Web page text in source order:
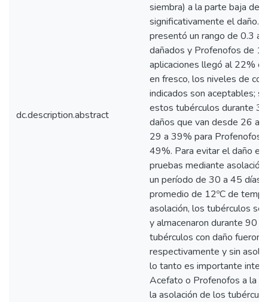
dc.description.abstract
siembra) a la parte baja de
significativamente el daño.
presentó un rango de 0.3 a
dañados y Profenofos de
aplicaciones llegó al 22%
en fresco, los niveles de
indicados son aceptables;
estos tubérculos durante
daños que van desde 26 a
29 a 39% para Profenofos,
49%. Para evitar el daño
pruebas mediante
un período de 30 a 45 días,
promedio de 12ºC de
asolación, los tubérculos
y almacenaron durante 90
tubérculos con daño fueron
respectivamente y sin
lo tanto es importante
Acefato o Profenofos a la
la asolación de los